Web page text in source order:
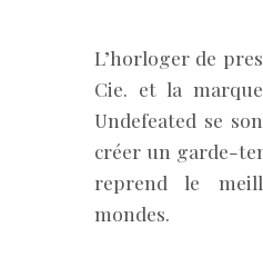
L’horloger de
Cie. et la
Undefeated se
créer un garde-
reprend le
mondes.